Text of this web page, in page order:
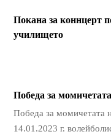
Покана за коннцерт
училището
Победа за
Победа за момичетата
14.01.2023 г.